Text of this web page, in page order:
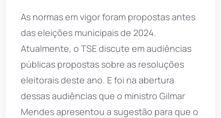
As normas em vigor foram propostas antes
das eleições municipais de 2024.
Atualmente, o TSE discute em audiências
públicas propostas sobre as resoluções
eleitorais deste ano. E foi na abertura
dessas audiências que o ministro Gilmar
Mendes apresentou a sugestão para que o